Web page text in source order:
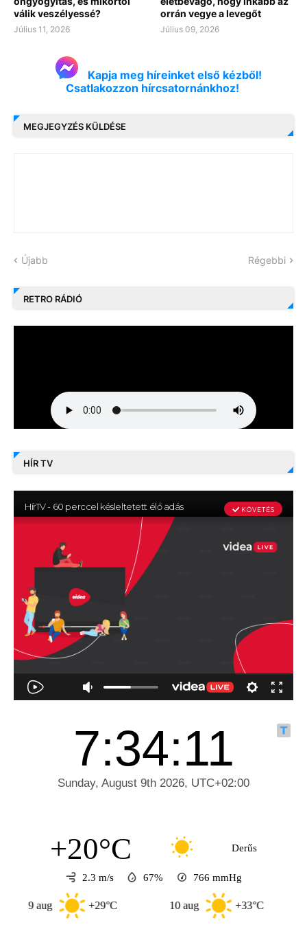
válik veszélyessé?
Július 11, 2026
orrán vegye a levegőt
Július 09, 2026
Kapja meg híreinket első kézből!
Csatlakozzon hírcsatornánkhoz!
MEGJEGYZÉS KÜLDÉSE
Újabb Régebbi
RETRO RÁDIÓ
HÍR TV
+20°C Derűs
2.3 m/s 67% 766 mmHg
+29°C +33°C